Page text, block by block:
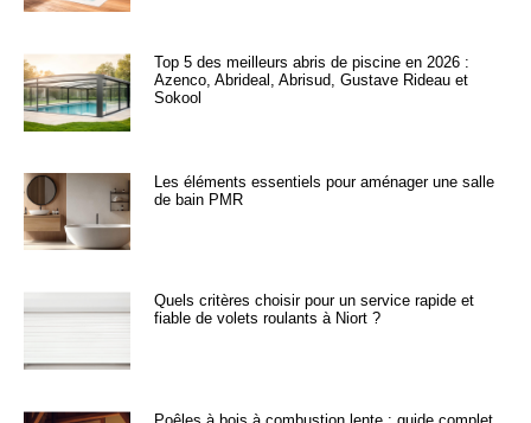
Top 5 des meilleurs abris de piscine en 2026 :
Azenco, Abrideal, Abrisud, Gustave Rideau et
Sokool
Les éléments essentiels pour aménager une salle
de bain PMR
Quels critères choisir pour un service rapide et
fiable de volets roulants à Niort ?